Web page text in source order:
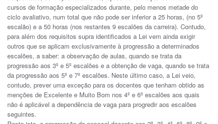
cursos de formação especializados durante, pelo menos metade do
ciclo avaliativo, num total que não pode ser inferior a 25 horas, (no 5º
escalão) e a 50 horas (nos restantes 9 escalões da carreira). Contudo,
para além dos requisitos supra identificados a Lei vem ainda exigir
outros que se aplicam exclusivamente à progressão a determinados
escalões, a saber: a observação de aulas, quando se trata da
progressão aos 3º e 5º escalões e a obtenção de vaga, quando se trata
da progressão aos 5º e 7º escalões. Neste último caso, a Lei veio,
contudo, prever uma exceção para os docentes que tenham obtido as
menções de Excelente e Muito Bom nos 4º e 6º escalões aos quais
não é aplicável a dependência de vaga para progredir aos escalões
seguintes.